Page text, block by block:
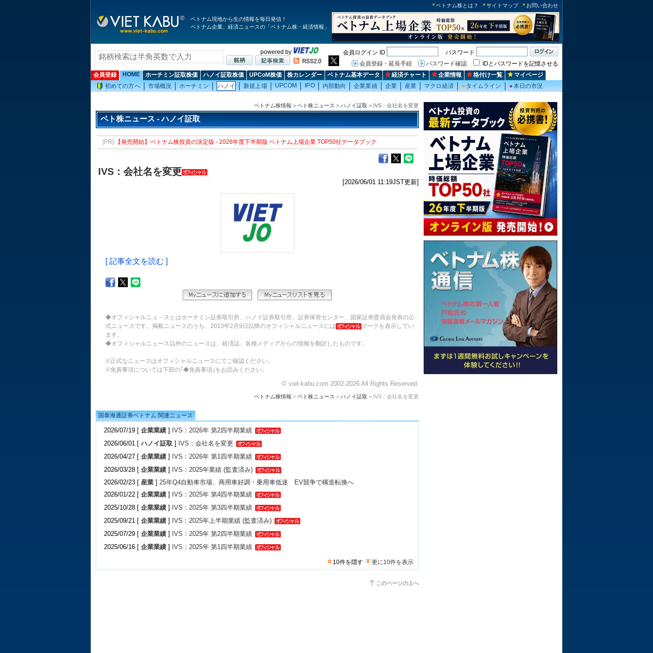
ベトナム株とは？ サイトマップ お問い合わせ
ベトナム現地から生の情報を毎日発信！
ベトナム企業、経済ニュースの「ベトナム株・経済情報」
powered by 会員ログイン ID
パスワード
会員登録・延長手続
パスワード確認
IDとパスワードを記憶させる
会員登録
HOME ホーチミン証取株価 ハノイ証取株価 UPCoM株価 株カレンダー ベトナム基本データ 経済チャート 企業情報 格付け一覧
マイページ
初めての方へ
市場概況 ホーチミン ハノイ 新規上場 UPCOM IPO 内部動向 企業業績 企業 産業 マクロ経済 ● タイムライン ●本日の市況
ベトナム株情報 > ベト株ニュース > ハノイ証取 > IVS：会社名を変更
ベト株ニュース - ハノイ証取
[PR] 【発売開始】ベトナム株投資の決定版 - 2026年度下半期版 ベトナム上場企業 TOP50社データブック
IVS：会社名を変更
[2026/06/01 11:19JST更新]
[ 記事全文を読む ]
◆オフィシャルニュ－スとはホーチミン証券取引所、ハノイ証券取引所、証券保管センター、国家証券委員会発表の公
式ニュースです。掲載ニュースのうち、2010年2月9日以降のオフィシャルニュースには
マークを表示してい
ます。
◆オフィシャルニュース以外のニュースは、経済誌、各種メディアからの情報を翻訳したものです。
※正式なニュースはオフィシャルニュースにてご確認ください。
※免責事項については下部の｢◆免責事項｣をお読みください。
© viet-kabu.com 2002-2026 All Rights Reserved.
ベトナム株情報 > ベト株ニュース > ハノイ証取 > IVS：会社名を変更
国泰海通証券ベトナム 関連ニュース
2026/07/19 [ 企業業績 ] IVS：2026年 第2四半期業績
2026/06/01 [ ハノイ証取 ] IVS：会社名を変更
2026/04/27 [ 企業業績 ] IVS：2026年 第1四半期業績
2026/03/28 [ 企業業績 ] IVS：2025年業績 (監査済み)
2026/02/23 [ 産業 ] 25年Q4自動車市場、商用車好調・乗用車低迷 EV競争で構造転換へ
2026/01/22 [ 企業業績 ] IVS：2025年 第4四半期業績
2025/10/28 [ 企業業績 ] IVS：2025年 第3四半期業績
2025/09/21 [ 企業業績 ] IVS：2025年上半期業績 (監査済み)
2025/07/29 [ 企業業績 ] IVS：2025年 第2四半期業績
2025/06/16 [ 企業業績 ] IVS：2025年 第1四半期業績
10件を隠す 更に10件を表示
このページの上へ